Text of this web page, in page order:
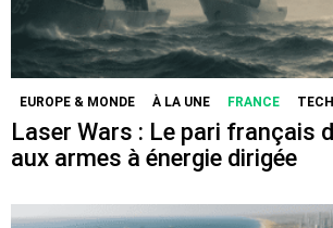
EUROPE & MONDE À LA UNE FRANCE
Laser Wars : Le pari français
aux armes à énergie dirigée